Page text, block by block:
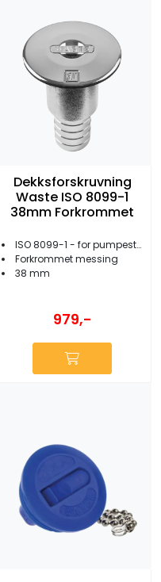
Dekksforskruvning
Waste ISO 8099-1
38mm Forkrommet
ISO 8099-1 - for pumpestasjoner
Forkrommet messing
38 mm
979,-